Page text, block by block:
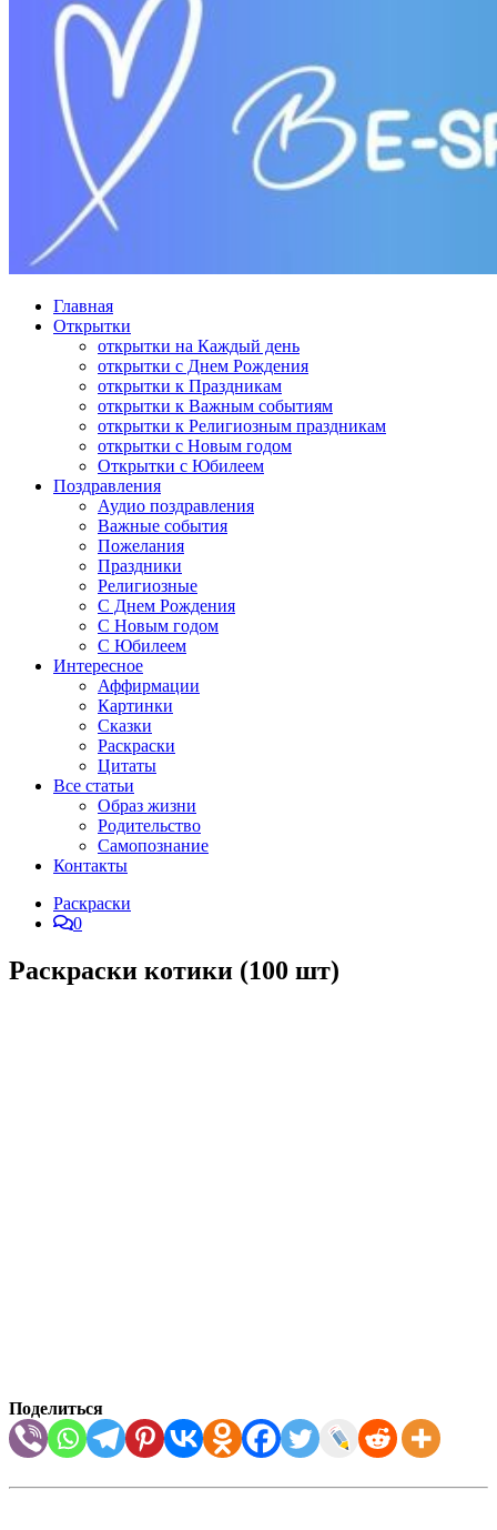
Главная
Открытки
открытки на Каждый день
открытки с Днем Рождения
открытки к Праздникам
открытки к Важным событиям
открытки к Религиозным праздникам
открытки с Новым годом
Открытки с Юбилеем
Поздравления
Аудио поздравления
Важные события
Пожелания
Праздники
Религиозные
С Днем Рождения
С Новым годом
С Юбилеем
Интересное
Аффирмации
Картинки
Сказки
Раскраски
Цитаты
Все статьи
Образ жизни
Родительство
Самопознание
Контакты
Раскраски
0
Раскраски котики (100 шт)
Поделиться